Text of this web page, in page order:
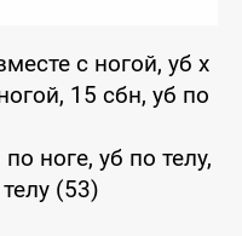
с ногой, уб х
15 сбн, уб по
ноге, уб по телу,
(53)